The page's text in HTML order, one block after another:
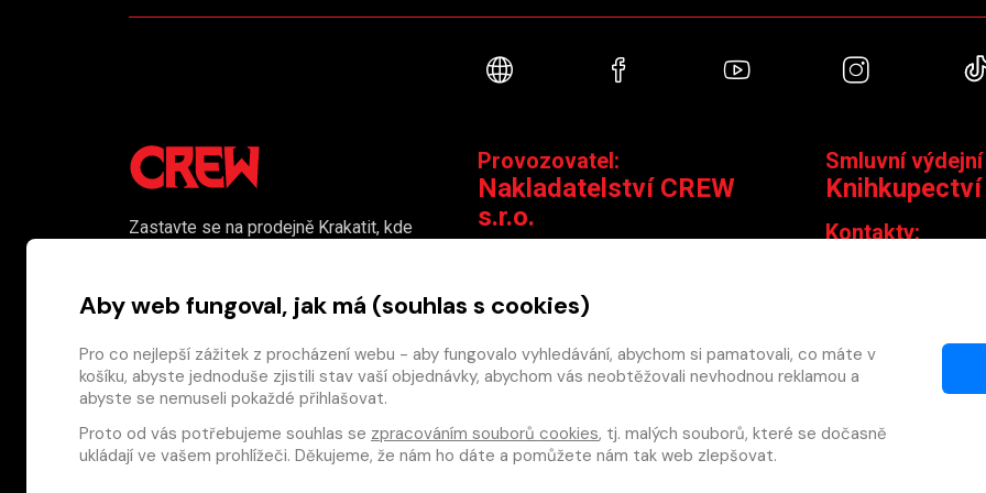
Webové stránkyFacebookYouTube
Zastavte se na prodejně Krakatit, kde
komiksu.
Prodejna je i naším smluvním výdejním
místem pro osobní odběr objednaného
zboží.
Nakladatelství CREW s.r.o. © 2026
Provozovatel:
Nakladatelství CREW
s.r.o.
Čáslavská 15/1793, 130 00 Praha 3
+420 603 580 756
Smluvní
Kontakty:
Otevírací doba:
9:30–18:30
SO
Aby web fungoval, jak má (souhlas s cookies)
Pro co nejlepší zážitek z procházení webu - aby fungovalo vyhledávání, abychom si pamatovali, co máte v
košíku, abyste jednoduše zjistili stav vaší objednávky, abychom vás neobtěžovali nevhodnou reklamou a
abyste se nemuseli pokaždé přihlašovat.
Proto od vás potřebujeme souhlas se zpracováním souborů cookies, tj. malých souborů, které se dočasně
ukládají ve vašem prohlížeči. Děkujeme, že nám ho dáte a pomůžete nám tak web zlepšovat.